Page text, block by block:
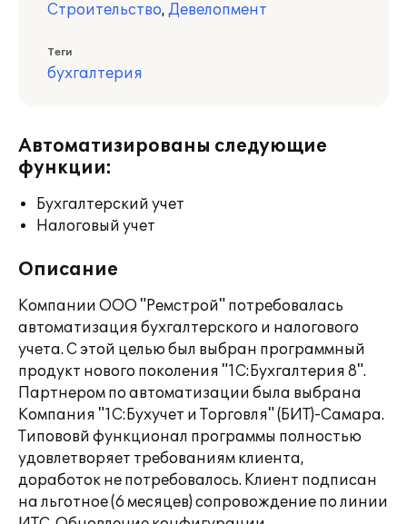
Строительство, Девелопмент
Теги
бухгалтерия
Автоматизированы следующие
функции:
Бухгалтерский учет
Налоговый учет
Описание
Компании ООО "Ремстрой" потребовалась
автоматизация бухгалтерского и налогового
учета. С этой целью был выбран программный
продукт нового поколения "1С:Бухгалтерия 8".
Партнером по автоматизации была выбрана
Компания "1С:Бухучет и Торговля" (БИТ)-Самара.
Типововй функционал программы полностью
удовлетворяет требованиям клиента,
доработок не потребовалось. Клиент подписан
на льготное (6 месяцев) сопровождение по линии